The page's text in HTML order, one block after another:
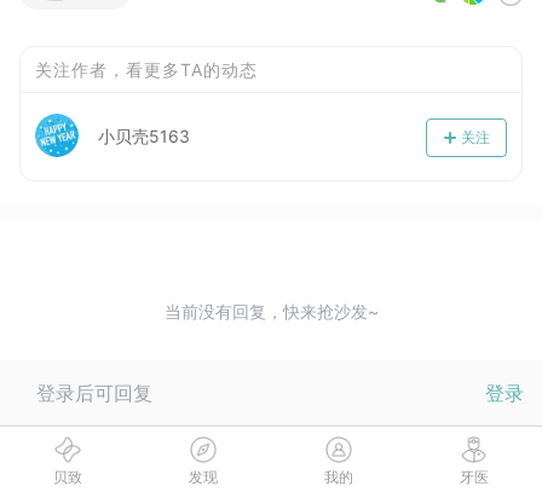
关注作者，看更多TA的动态
关注
小贝壳5163
当前没有回复，快来抢沙发~
登录后可回复 登录
贝致 发现 我的 牙医